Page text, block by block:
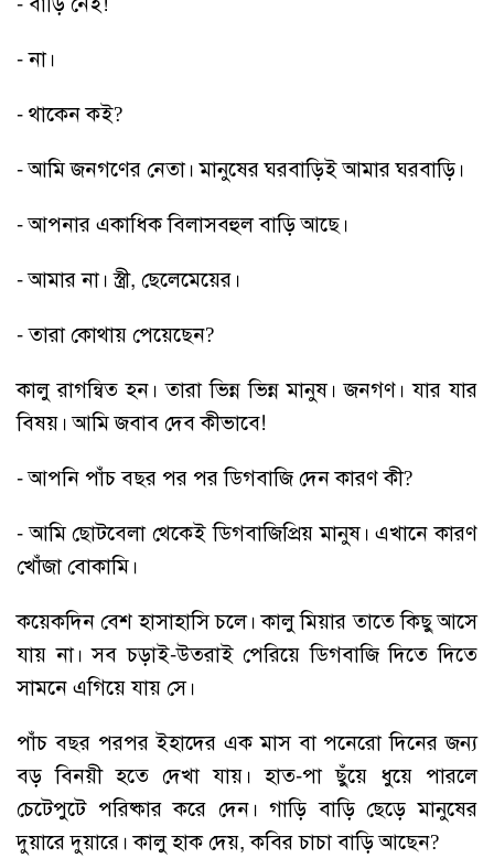
- না।
- থাকেন কই?
- আমি জনগণের নেতা। মানুষের ঘরবাড়িই আমার ঘরবাড়ি।
- আপনার একাধিক বিলাসবহুল বাড়ি আছে।
- আমার না। স্ত্রী, ছেলেমেয়ের।
- তারা কোথায় পেয়েছেন?
কালু রাগন্বিত হন। তারা ভিন্ন ভিন্ন মানুষ। জনগণ। যার যার
বিষয়। আমি জবাব দেব কীভাবে!
- আপনি পাঁচ বছর পর পর ডিগবাজি দেন কারণ কী?
- আমি ছোটবেলা থেকেই ডিগবাজিপ্রিয় মানুষ। এখানে কারণ
খোঁজা বোকামি।
কয়েকদিন বেশ হাসাহাসি চলে। কালু মিয়ার তাতে কিছু আসে
যায় না। সব চড়াই-উতরাই পেরিয়ে ডিগবাজি দিতে দিতে
সামনে এগিয়ে যায় সে।
পাঁচ বছর পরপর ইহাদের এক মাস বা পনেরো দিনের জন্য
বড় বিনয়ী হতে দেখা যায়। হাত-পা ছুঁয়ে ধুয়ে পারলে
চেটেপুটে পরিষ্কার করে দেন। গাড়ি বাড়ি ছেড়ে মানুষের
দুয়ারে দুয়ারে। কালু হাক দেয়, কবির চাচা বাড়ি আছেন?